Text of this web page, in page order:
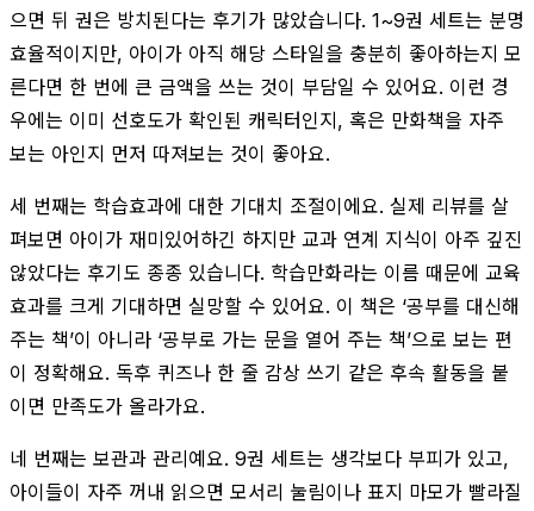
으면 뒤 권은 방치된다는 후기가 많았습니다. 1~9권 세트는 분명
효율적이지만, 아이가 아직 해당 스타일을 충분히 좋아하는지 모
른다면 한 번에 큰 금액을 쓰는 것이 부담일 수 있어요. 이런 경
우에는 이미 선호도가 확인된 캐릭터인지, 혹은 만화책을 자주
보는 아인지 먼저 따져보는 것이 좋아요.
세 번째는 학습효과에 대한 기대치 조절이에요. 실제 리뷰를 살
펴보면 아이가 재미있어하긴 하지만 교과 연계 지식이 아주 깊진
않았다는 후기도 종종 있습니다. 학습만화라는 이름 때문에 교육
효과를 크게 기대하면 실망할 수 있어요. 이 책은 ‘공부를 대신해
주는 책’이 아니라 ‘공부로 가는 문을 열어 주는 책’으로 보는 편
이 정확해요. 독후 퀴즈나 한 줄 감상 쓰기 같은 후속 활동을 붙
이면 만족도가 올라가요.
네 번째는 보관과 관리예요. 9권 세트는 생각보다 부피가 있고,
아이들이 자주 꺼내 읽으면 모서리 눌림이나 표지 마모가 빨라질